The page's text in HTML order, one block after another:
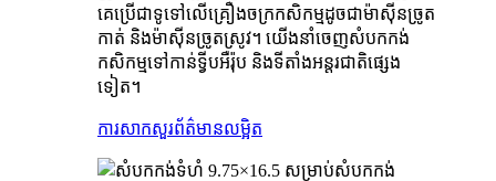
គេប្រើជាទូទៅលើគ្រឿងចក្រកសិកម្មដូចជាម៉ាស៊ីនច្រូត
កាត់ និងម៉ាស៊ីនច្រូតស្រូវ។ យើងនាំចេញសំបកកង់
កសិកម្មទៅកាន់ទ្វីបអឺរ៉ុប និងទីតាំងអន្តរជាតិផ្សេង
ទៀត។
ការសាកសួរព័ត៌មានលម្អិត